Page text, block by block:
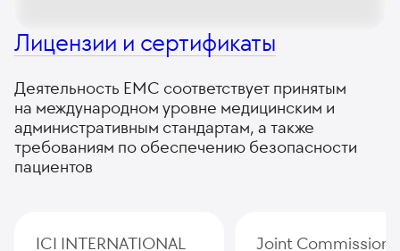
Лицензии и сертификаты
Деятельность ЕМС соответствует принятым
на международном уровне медицинским и
административным стандартам, а также
требованиям по обеспечению безопасности
пациентов
ICI INTERNATIONAL
Joint Commission